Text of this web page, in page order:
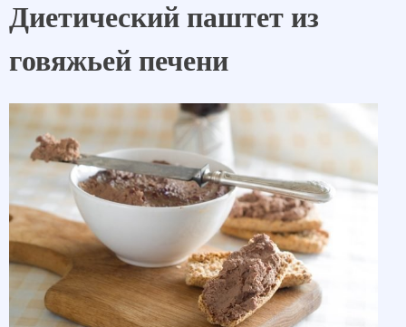
Диетический паштет из
говяжьей печени